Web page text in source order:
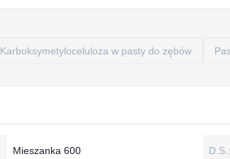
Karboksymetyloceluloza w pasty do zębów
Mieszanka 600 D.S.: